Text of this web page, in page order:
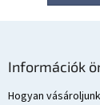
Információk
Hogyan vásároljunk